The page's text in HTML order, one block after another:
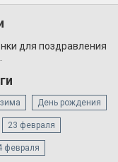
для поздравления
зима День рождения
23 февраля
февраля